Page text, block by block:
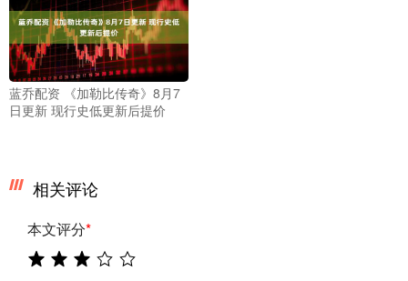
蓝乔配资 《加勒比传奇》8月7
日更新 现行史低更新后提价
相关评论
本文评分*